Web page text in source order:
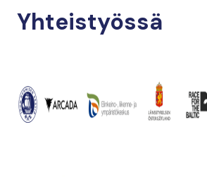
Yhteistyössä